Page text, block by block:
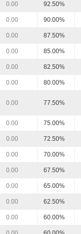
0.00 92.50%
0.00 90.00%
0.00 87.50%
0.00 85.00%
0.00 82.50%
0.00 80.00%
0.00 77.50%
0.00 75.00%
0.00 72.50%
0.00 70.00%
0.00 67.50%
0.00 65.00%
0.00 62.50%
0.00 60.00%